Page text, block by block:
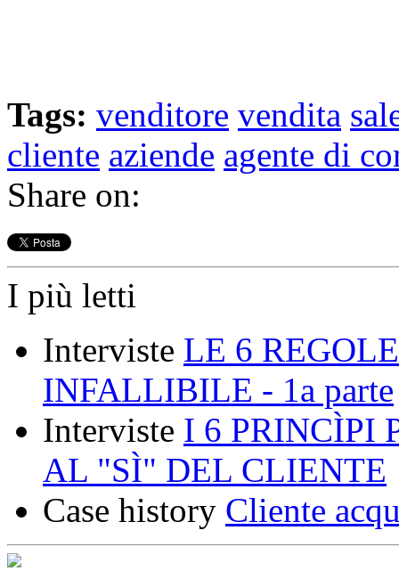
Tags: venditore vendita
cliente aziende agente di
Share on:
I più letti
Interviste LE 6
INFALLIBILE - 1a parte
Interviste I 6 PRINCÌPI
AL "SÌ" DEL CLIENTE
Case history Cliente